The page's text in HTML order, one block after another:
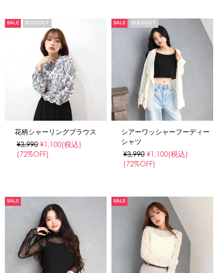
SALE SOLDOUT
花柄シャーリングブラウス
¥3,990 ¥1,100(税込)
(72%OFF)
SALE SOLDOUT
シアーワッシャーフーディー
シャツ
¥3,990 ¥1,100(税込)
(72%OFF)
SALE SALE